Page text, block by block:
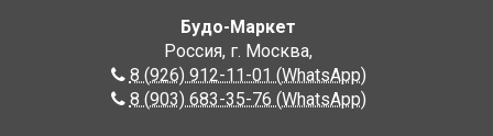
Будо-Маркет
Россия, г. Москва,
8 (926) 912-11-01 (WhatsApp)
8 (903) 683-35-76 (WhatsApp)